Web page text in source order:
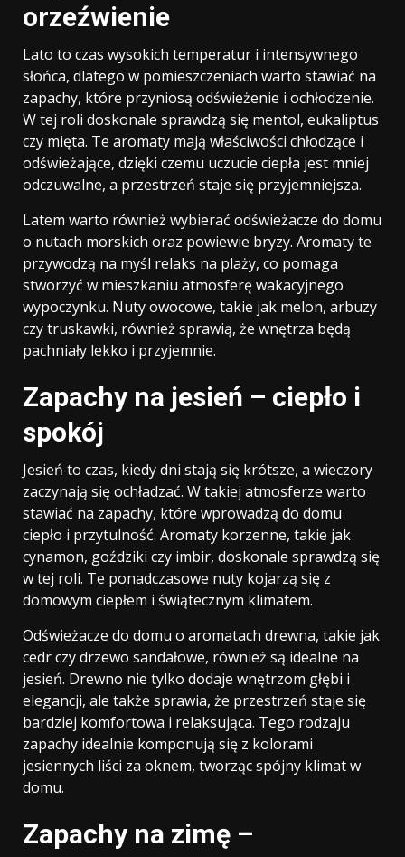
orzeźwienie
Lato to czas wysokich temperatur i intensywnego
słońca, dlatego w pomieszczeniach warto stawiać na
zapachy, które przyniosą odświeżenie i ochłodzenie.
W tej roli doskonale sprawdzą się mentol, eukaliptus
czy mięta. Te aromaty mają właściwości chłodzące i
odświeżające, dzięki czemu uczucie ciepła jest mniej
odczuwalne, a przestrzeń staje się przyjemniejsza.
Latem warto również wybierać odświeżacze do domu
o nutach morskich oraz powiewie bryzy. Aromaty te
przywodzą na myśl relaks na plaży, co pomaga
stworzyć w mieszkaniu atmosferę wakacyjnego
wypoczynku. Nuty owocowe, takie jak melon, arbuzy
czy truskawki, również sprawią, że wnętrza będą
pachniały lekko i przyjemnie.
Zapachy na jesień – ciepło i
spokój
Jesień to czas, kiedy dni stają się krótsze, a wieczory
zaczynają się ochładzać. W takiej atmosferze warto
stawiać na zapachy, które wprowadzą do domu
ciepło i przytulność. Aromaty korzenne, takie jak
cynamon, goździki czy imbir, doskonale sprawdzą się
w tej roli. Te ponadczasowe nuty kojarzą się z
domowym ciepłem i świątecznym klimatem.
Odświeżacze do domu o aromatach drewna, takie jak
cedr czy drzewo sandałowe, również są idealne na
jesień. Drewno nie tylko dodaje wnętrzom głębi i
elegancji, ale także sprawia, że przestrzeń staje się
bardziej komfortowa i relaksująca. Tego rodzaju
zapachy idealnie komponują się z kolorami
jesiennych liści za oknem, tworząc spójny klimat w
domu.
Zapachy na zimę –